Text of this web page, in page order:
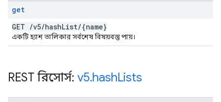
get
GET /v5/hashList/{name}
একটি হ্যাশ তালিকার সর্বশেষ বিষয়বস্তু পায়।
REST রিসোর্স: v5.hashLists